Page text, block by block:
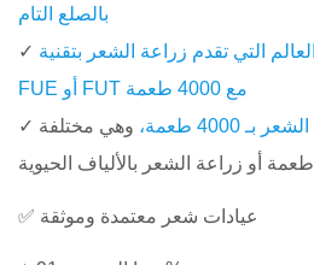
بالصلع التام
✓ التي تقدم زراعة الشعر بتقنية
FUE أو FUT مع 4000 طعمة
✓
طعمة،
وهي مختلفة
✅ عيادات شعر معتمدة وموثقة